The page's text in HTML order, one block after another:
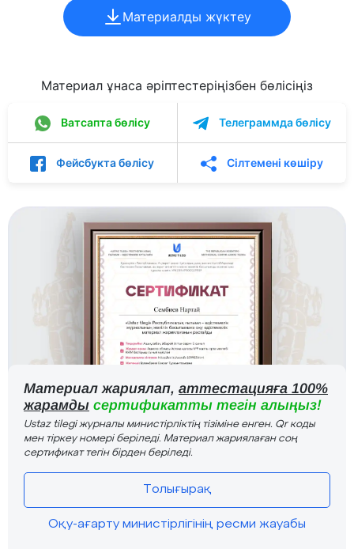
Материалды жүктеу
Материал ұнаса әріптестеріңізбен бөлісіңіз
Ватсапта бөлісу Телеграммда бөлісу
Фейсбукта бөлісу Сілтемені көшіру
Материал жариялап, аттестацияға 100%
жарамды сертификатты тегін алыңыз!
Ustaz tilegi журналы министірліктің тізіміне енген. Qr коды
мен тіркеу номері беріледі. Материал жариялаған соң
сертификат тегін бірден беріледі.
Толығырақ
Оқу-ағарту министірлігінің ресми жауабы